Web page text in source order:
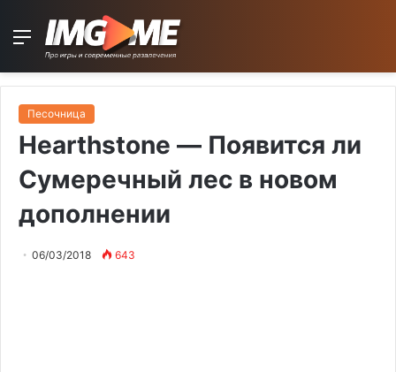
Menu
Песочница
Hearthstone — Появится ли
Сумеречный лес в новом
дополнении
06/03/2018 643